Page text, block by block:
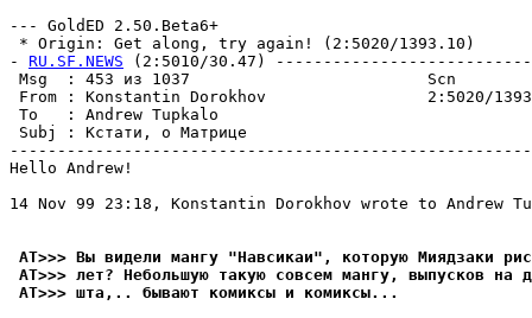
--- GoldED 2.50.Beta6+
* Origin: Get along, try again! (2:5020/1393.10)
- RU.SF.NEWS (2:5010/30.47)
Msg  : 453 из 1037
From : Konstantin Dorokhov                 2:5020/
To   : Andrew Tupkalo
Subj : Кстати, о
Hello Andrew!
14 Nov 99 23:18, Konstantin Dorokhov wrote to Andrew
AT>>> Вы видели мангу "Навсикаи", которую Миядзаки
AT>>> лет? Небольшую такую совсем мангу, выпусков на
AT>>> шта,.. бывают комиксы и комиксы...